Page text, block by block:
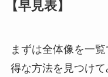
【早見表】
まずは全体像を一
得な方法を見つけて